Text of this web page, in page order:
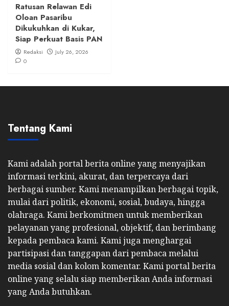
Ratusan Relawan Edi
Oloan Pasaribu
Dikukuhkan di Kukar,
Siap Perkuat Basis PAN
Redaksi
July 26, 2026
0
Tentang Kami
Kami adalah portal berita online yang menyajikan
informasi terkini, akurat, dan terpercaya dari
berbagai sumber. Kami menampilkan berbagai topik,
mulai dari politik, ekonomi, sosial, budaya, hingga
olahraga. Kami berkomitmen untuk memberikan
pelayanan yang profesional, objektif, dan berimbang
kepada pembaca kami. Kami juga menghargai
partisipasi dan tanggapan dari pembaca melalui
media sosial dan kolom komentar. Kami portal berita
online yang selalu siap memberikan Anda informasi
yang Anda butuhkan.